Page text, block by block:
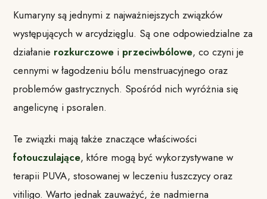
Kumaryny są jednymi z najważniejszych związków
występujących w arcydzięglu. Są one odpowiedzialne za
działanie rozkurczowe i przeciwbólowe, co czyni je
cennymi w łagodzeniu bólu menstruacyjnego oraz
problemów gastrycznych. Spośród nich wyróżnia się
angelicynę i psoralen.
Te związki mają także znaczące właściwości
fotouczulające, które mogą być wykorzystywane w
terapii PUVA, stosowanej w leczeniu łuszczycy oraz
vitiligo. Warto jednak zauważyć, że nadmierna